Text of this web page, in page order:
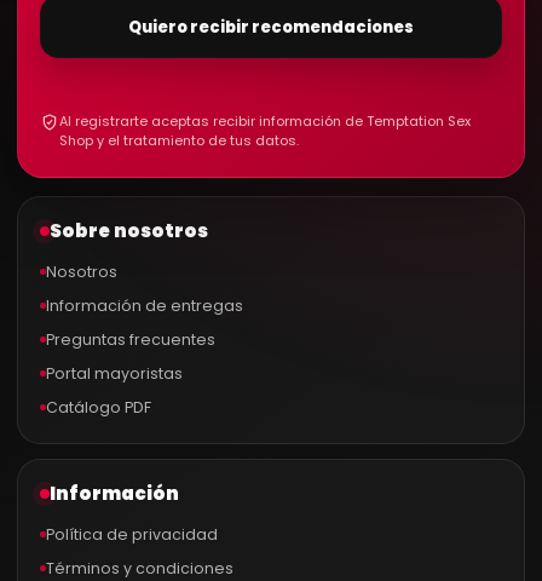
Quiero recibir recomendaciones
Al registrarte aceptas recibir información de Temptation Sex
Shop y el tratamiento de tus datos.
Sobre nosotros
Nosotros
Información de entregas
Preguntas frecuentes
Portal mayoristas
Catálogo PDF
Información
Política de privacidad
Términos y condiciones